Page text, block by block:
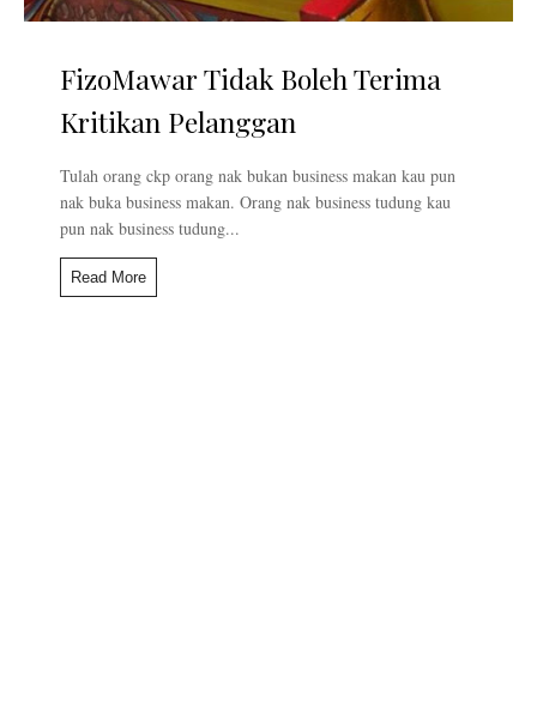
FizoMawar Tidak Boleh Terima
Kritikan Pelanggan
Tulah orang ckp orang nak bukan business makan kau pun
nak buka business makan. Orang nak business tudung kau
pun nak business tudung...
Read More